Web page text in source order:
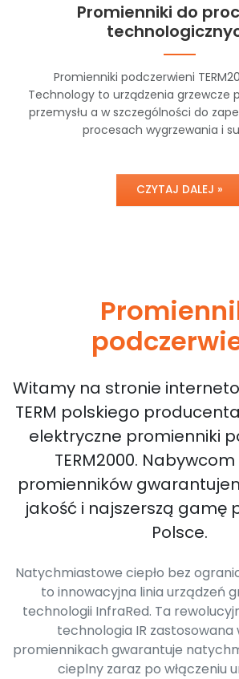
Promienniki do
Promienniki podczerwieni
Technology to urządzenia grzewcze
przemysłu a w szczególności do
procesach wygrzewania i
CZYTAJ DALEJ »
Witamy na stronie
TERM polskiego
elektryczne promienniki
TERM2000.
promienników
jakość i najszerszą gamę
Polsce.
Natychmiastowe ciepło bez
to innowacyjna linia urządzeń
technologii InfraRed. Ta
technologia IR zastosowana
promiennikach gwarantuje
cieplny zaraz po włączeniu